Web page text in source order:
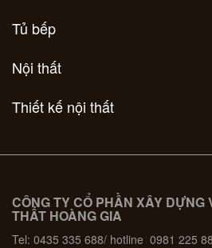
Tủ bếp
Nội thất
Thiết kế nội thất
CÔNG TY CỔ PHẦN XÂY DỰNG
THẤT HOÀNG GIA
Tel: 0435 335 688/ hotline 0981 225